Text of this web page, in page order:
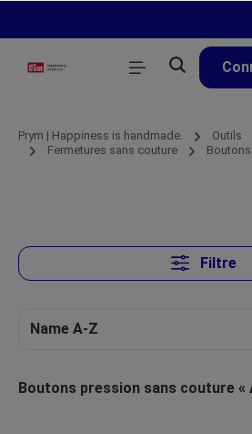
Prym | Happiness is handmade. Outils
Fermetures sans couture
Filtre
Boutons pression sans couture «